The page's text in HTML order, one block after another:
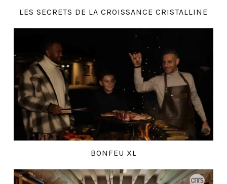
LES SECRETS DE LA CROISSANCE CRISTALLINE
BONFEU XL